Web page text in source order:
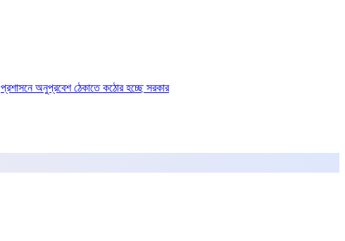
প্রশাসনে অনুপ্রবেশ ঠেকাতে কঠোর হচ্ছে সরকার